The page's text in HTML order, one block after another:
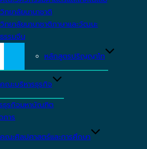
วิทยาลัยนานาชาติ
วิทยาลัยนานาชาติภาษาและวัฒนะ
ธรรมจีน
หลักสูตรปริญญาโท
คณะบริหารธุรกิจ
ธุรกิจมหาบัณฑิต
การ
คณะศิลปศาสตร์และการศึกษา